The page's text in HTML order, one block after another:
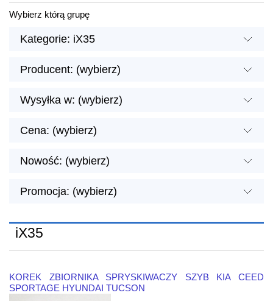
Wybierz którą grupę
Kategorie: iX35
Producent: (wybierz)
Wysyłka w: (wybierz)
Cena: (wybierz)
Nowość: (wybierz)
Promocja: (wybierz)
iX35
KOREK ZBIORNIKA SPRYSKIWACZY SZYB KIA CEED
SPORTAGE HYUNDAI TUCSON